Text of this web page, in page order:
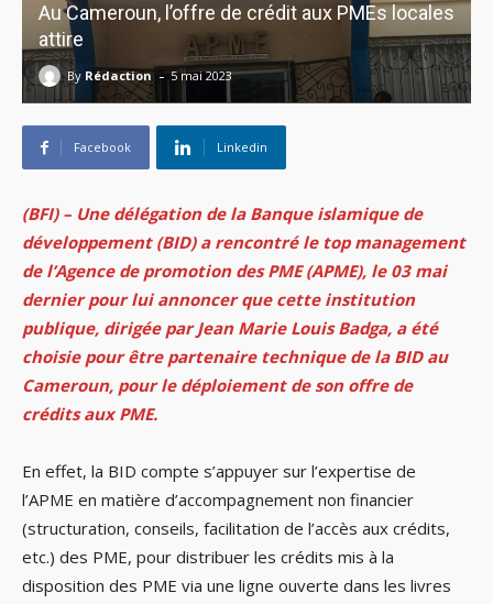
Au Cameroun, l’offre de crédit aux PMEs locales
attire
By Rédaction - 5 mai 2023
Facebook Linkedin
(BFI) – Une délégation de la Banque islamique de
développement (BID) a rencontré le top management
de l’Agence de promotion des PME (APME), le 03 mai
dernier pour lui annoncer que cette institution
publique, dirigée par Jean Marie Louis Badga, a été
choisie pour être partenaire technique de la BID au
Cameroun, pour le déploiement de son offre de
crédits aux PME.
En effet, la BID compte s’appuyer sur l’expertise de
l’APME en matière d’accompagnement non financier
(structuration, conseils, facilitation de l’accès aux crédits,
etc.) des PME, pour distribuer les crédits mis à la
disposition des PME via une ligne ouverte dans les livres